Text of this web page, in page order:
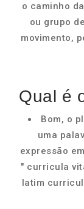
o caminho
ou grupo
movimento,
Qual é
Bom, o
uma
expressão
" curricula
latim